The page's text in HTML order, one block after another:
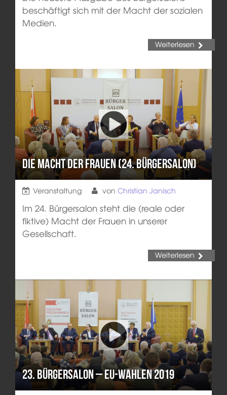
beschäftigt sich mit der Macht der sozialen
Medien.
Weiterlesen
Die Macht der Frauen (24. Bürgersalon)
Veranstaltung von Christian Janisch
Im 24. Bürgersalon steht die (reale oder
fiktive) Macht der Frauen in unserer
Gesellschaft.
Weiterlesen
23. Bürgersalon – EU-Wahlen 2019